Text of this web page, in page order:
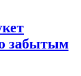
забытым